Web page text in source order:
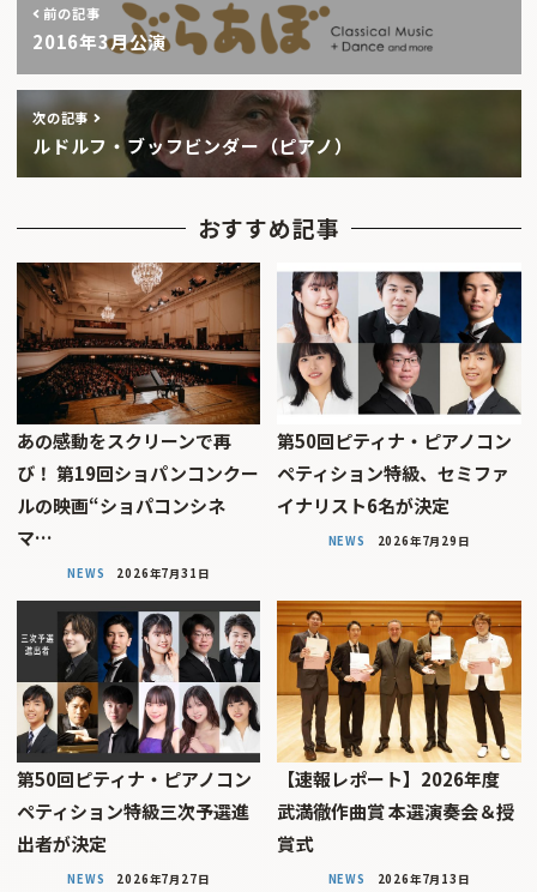
前の記事
2016年3月公演
次の記事
ルドルフ・ブッフビンダー（ピアノ）
おすすめ記事
あの感動をスクリーンで再
び！ 第19回ショパンコンクー
ルの映画“ショパコンシネ
マ…
NEWS 2026年7月31日
第50回ピティナ・ピアノコン
ペティション特級、セミファ
イナリスト6名が決定
NEWS 2026年7月29日
第50回ピティナ・ピアノコン
ペティション特級三次予選進
出者が決定
NEWS 2026年7月27日
【速報レポート】2026年度
武満徹作曲賞 本選演奏会＆授
賞式
NEWS 2026年7月13日